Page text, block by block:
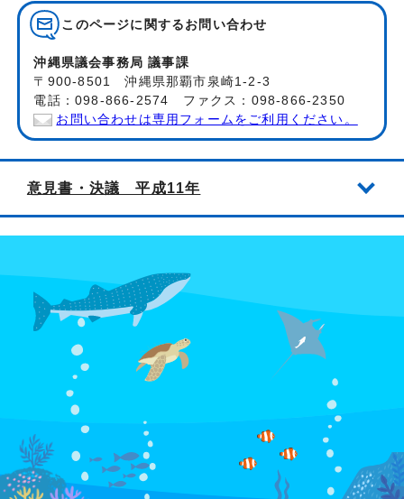
このページに関する お問い合わせ
沖縄県議会事務局 議事課
〒900-8501 沖縄県那覇市泉崎1-2-3
電話：098-866-2574 ファクス：098-866-2350
お問い合わせは専用フォームをご利用ください。
意見書・決議 平成11年